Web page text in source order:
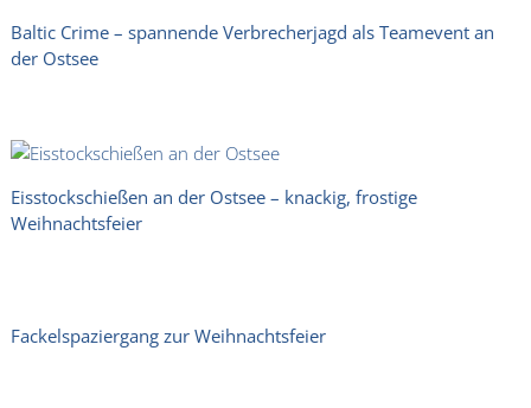
Baltic Crime – spannende Verbrecherjagd als Teamevent an
der Ostsee
Eisstockschießen an der Ostsee – knackig, frostige
Weihnachtsfeier
Fackelspaziergang zur Weihnachtsfeier